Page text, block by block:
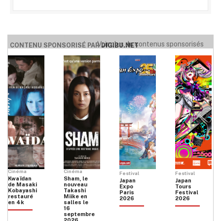
CONTENU SPONSORISÉ PARDIGIBU.NET
Voir plus de contenus sponsorisés
Cinéma
Kwaïdan
de Masaki
Kobayashi
restauré
en 4k
Cinéma
Sham, le
nouveau
Takashi
Miike en
salles le
16
septembre
Festival
Japan
Expo
Paris
2026
Festival
Japan
Tours
Festival
2026